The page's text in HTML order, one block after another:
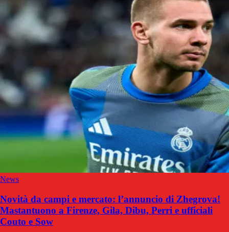
News
Novità da campi e mercato: l’annuncio di Zhegrova!
Mastantuono a Firenze, Gila, Dibu, Perri e ufficiali
Couto e Sow